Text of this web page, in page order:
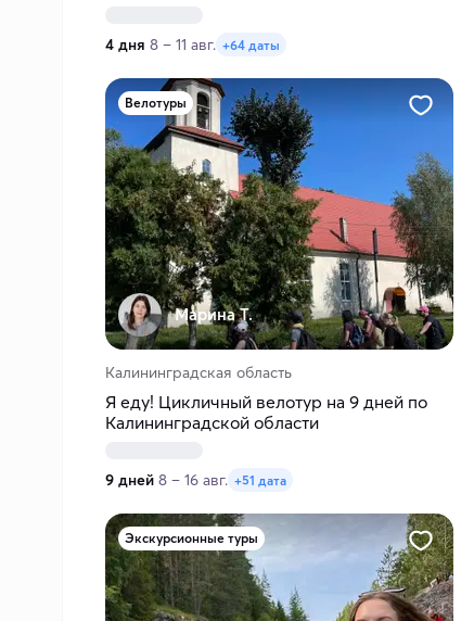
4 дня 8 – 11 авг. +64 даты
Велотуры
Марина Т.
Калининградская область
Я еду! Цикличный велотур на 9 дней по
Калининградской области
9 дней 8 – 16 авг. +51 дата
Экскурсионные туры